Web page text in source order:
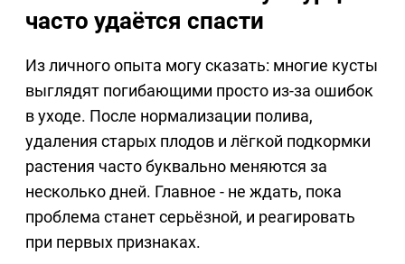
часто удаётся спасти
Из личного опыта могу сказать: многие кусты
выглядят погибающими просто из-за ошибок
в уходе. После нормализации полива,
удаления старых плодов и лёгкой подкормки
растения часто буквально меняются за
несколько дней. Главное - не ждать, пока
проблема станет серьёзной, и реагировать
при первых признаках.